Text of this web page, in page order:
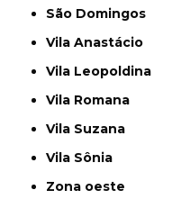
São Domingos
Vila Anastácio
Vila Leopoldina
Vila Romana
Vila Suzana
Vila Sônia
Zona oeste